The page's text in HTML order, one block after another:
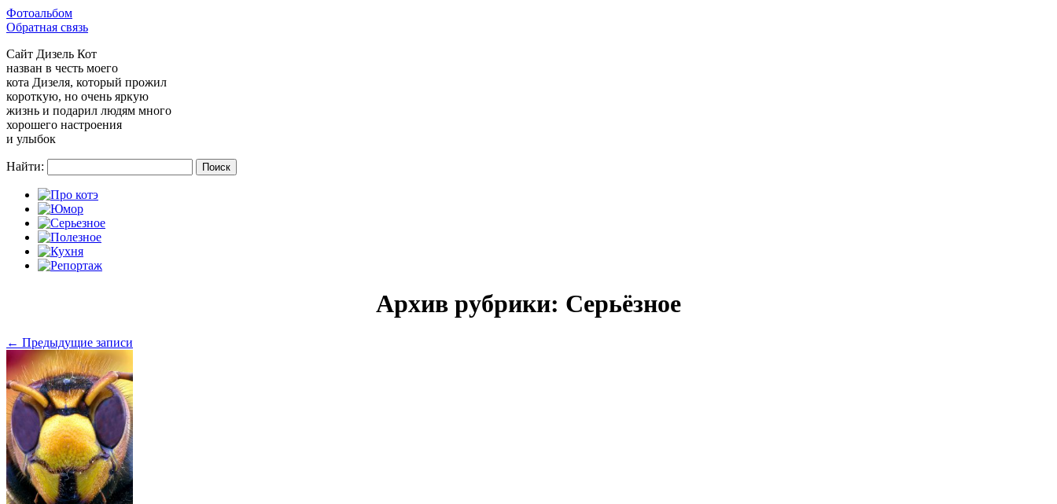
Фотоальбом
Обратная связь
Сайт Дизель Кот
назван в честь моего
кота Дизеля, который прожил
короткую, но очень яркую
жизнь и подарил людям много
хорошего настроения
и улыбок
Найти:
Архив рубрики: Серьёзное
← Предыдущие записи